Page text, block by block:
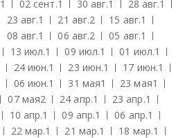
1 02 сент.1 30 авг.1 28 авг.1
23 авг.1 21 авг.2 15 авг.1
08 авг.1 06 авг.2 05 авг.1
13 июл.1 09 июл.1 01 июл.1
24 июн.1 23 июн.1 17 июн.1
06 июн.1 31 мая1 23 мая1
07 мая2 24 апр.1 23 апр.1
10 апр.1 09 апр.1 06 апр.1
22 мар.1 21 мар.1 18 мар.1